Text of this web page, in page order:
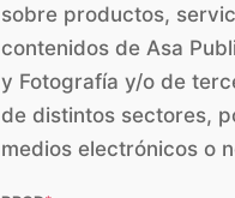
sobre productos,
contenidos de Asa
y Fotografía y/o de
de distintos sectores,
medios electrónicos o